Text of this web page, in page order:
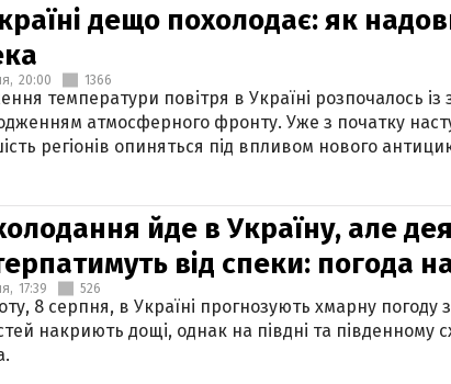
дещо похолодає: як
20:00 1366
температури повітря в Україні розпочалось із
атмосферного фронту. Уже з початку
регіонів опиняться під впливом нового
йде в Україну, але
від спеки: погода
17:39 526
8 серпня, в Україні прогнозують хмарну погоду
накриють дощі, однак на півдні та південному